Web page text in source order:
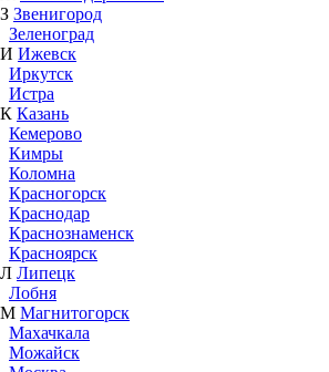
З Звенигород
Зеленоград
И Ижевск
Иркутск
Истра
К Казань
Кемерово
Кимры
Коломна
Красногорск
Краснодар
Краснознаменск
Красноярск
Л Липецк
Лобня
М Магнитогорск
Махачкала
Можайск